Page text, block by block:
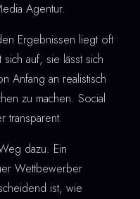
Agentur.
Ergebnissen liegt oft
auf, sie lässt sich
Anfang an realistisch
zu machen. Social
transparent.
dazu. Ein
Wettbewerber
ist, wie